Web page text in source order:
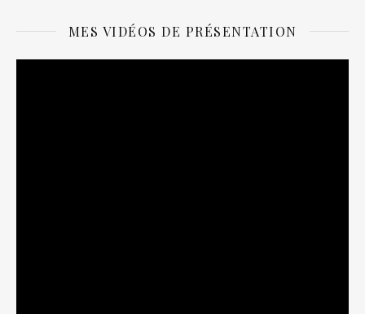
MES VIDÉOS DE PRÉSENTATION